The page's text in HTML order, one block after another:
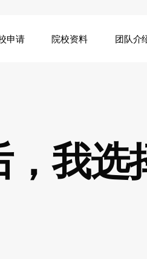
申请 院校资料 团队介
我选